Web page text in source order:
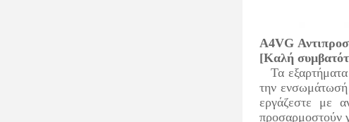
Α4VG
[Καλή
Τα
την ενσωμάτωσή
εργάζεστε με
προσαρμοστούν